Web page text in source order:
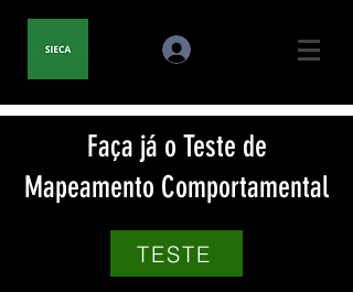
Faça já o Teste de
Mapeamento Comportamental
TESTE